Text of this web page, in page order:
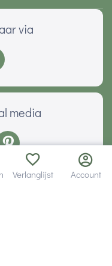
via
media
Verlanglijst Account